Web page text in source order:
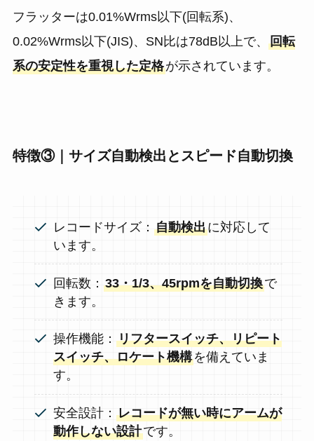
フラッターは0.01%Wrms以下(回転系)、
0.02%Wrms以下(JIS)、SN比は78dB以上で、 回転
系の安定性を重視した定格が示されています。
特徴③｜サイズ自動検出とスピード自動切換
レコードサイズ：自動検出に対応して
います。
回転数：33・1/3、45rpmを自動切換で
きます。
操作機能：リフタースイッチ、リピート
スイッチ、ロケート機構を備えていま
す。
安全設計：レコードが無い時にアームが
動作しない設計です。